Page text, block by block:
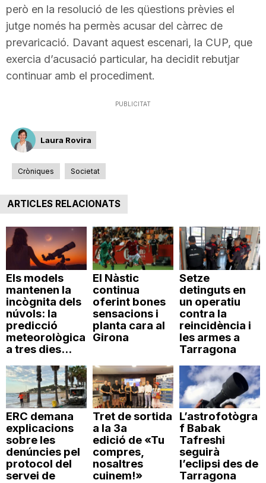
però en la resolució de les qüestions prèvies el
jutge només ha permès acusar del càrrec de
prevaricació. Davant aquest escenari, la CUP, que
exercia d’acusació particular, ha decidit rebutjar
continuar amb el procediment.
PUBLICITAT
Laura Rovira
Cròniques Societat
ARTICLES RELACIONATS
Els models
mantenen la
incògnita dels
núvols: la
predicció
meteorològica
a tres dies...
El Nàstic
continua
oferint bones
sensacions i
planta cara al
Girona
Setze
detinguts en
un operatiu
contra la
reincidència i
les armes a
Tarragona
ERC demana
explicacions
sobre les
denúncies pel
protocol del
servei de
Tret de sortida
a la 3a
edició de «Tu
compres,
nosaltres
cuinem!»
L’astrofotògra
f Babak
Tafreshi
seguirà
l’eclipsi des de
Tarragona